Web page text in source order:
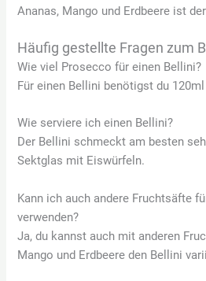
Ananas, Mango und Erdbeere ist
Häufig gestellte Fragen zum
Wie viel Prosecco für einen Bellini?
Für einen Bellini benötigst du
Wie serviere ich einen Bellini?
Der Bellini schmeckt am besten
Sektglas mit Eiswürfeln.
Kann ich auch andere Fruchtsäfte
verwenden?
Ja, du kannst auch mit anderen
Mango und Erdbeere den Bellini